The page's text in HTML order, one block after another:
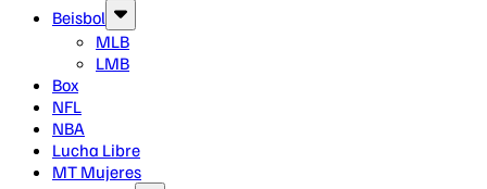
Beisbol
MLB
LMB
Box
NFL
NBA
Lucha Libre
MT Mujeres